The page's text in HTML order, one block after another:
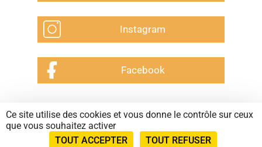
Instagram
Facebook
Mentions légales
Ce site utilise des cookies et vous donne le contrôle sur ceux
que vous souhaitez activer
TOUT ACCEPTER
TOUT REFUSER